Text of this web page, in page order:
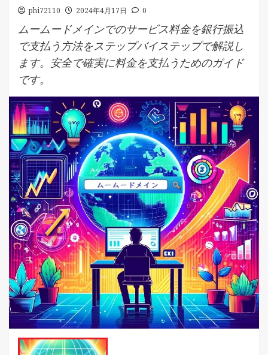
phi72110 2024年4月17日 0
ムームードメインでのサービス料金を銀行振込
で支払う方法をステップバイステップで解説し
ます。安全で確実に料金を支払うためのガイド
です。